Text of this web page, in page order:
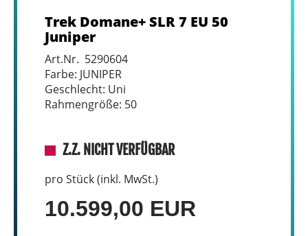
Trek Domane+ SLR 7 EU 50
Juniper
Art.Nr. 5290604
Farbe: JUNIPER
Geschlecht: Uni
Rahmengröße: 50
Z.Z. NICHT VERFÜGBAR
pro Stück (inkl. MwSt.)
10.599,00 EUR